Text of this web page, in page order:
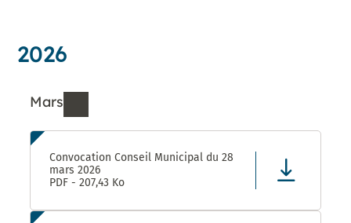
2026
Mars
Ressources de Mars 2026
Convocation Conseil Municipal du 28
mars 2026
PDF - 207,43 Ko